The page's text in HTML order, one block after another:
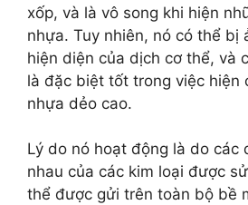
xốp, và là vô song khi hiện
nhựa. Tuy nhiên, nó có thể bị
hiện diện của dịch cơ thể, và
là đặc biệt tốt trong việc hiện
nhựa dẻo cao.
Lý do nó hoạt động là do các
nhau của các kim loại được
thể được gửi trên toàn bộ bề